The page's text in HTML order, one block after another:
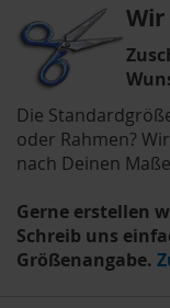
Wir
Die
oder Rahmen?
nach Deinen
Gerne erstellen
Schreib uns
Größenangabe.